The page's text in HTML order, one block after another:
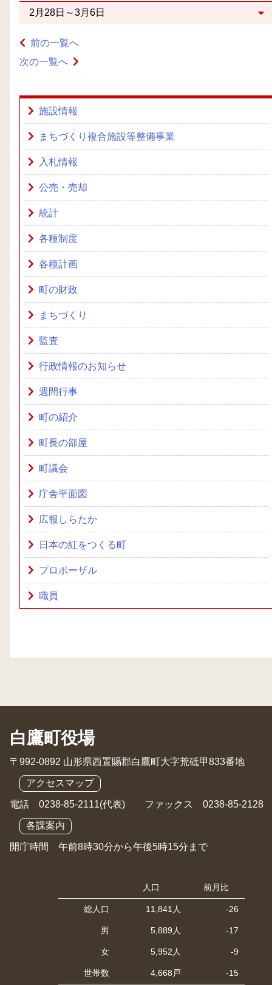
2月28日～3月6日
前の一覧へ
次の一覧へ
施設情報
まちづくり複合施設等整備事業
入札情報
公売・売却
統計
各種制度
各種計画
町の財政
まちづくり
監査
行政情報のお知らせ
週間行事
町の紹介
町長の部屋
町議会
庁舎平面図
広報しらたか
日本の紅をつくる町
プロポーザル
職員
白鷹町役場
〒992-0892 山形県西置賜郡白鷹町大字荒砥甲833番地
アクセスマップ
電話 0238-85-2111(代表) ファックス 0238-85-2128
各課案内
開庁時間 午前8時30分から午後5時15分まで
人口 前月比
総人口 11,841人 -26
男 5,889人 -17
女 5,952人 -9
世帯数 4,668戸 -15